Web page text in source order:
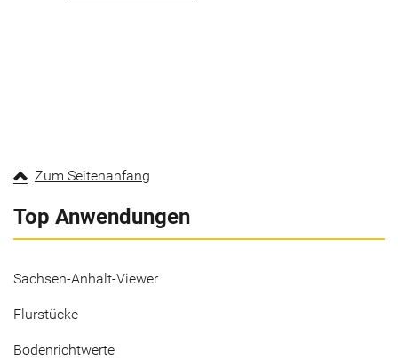
Zum Seitenanfang
Top Anwendungen
Sachsen-Anhalt-Viewer
Flurstücke
Bodenrichtwerte